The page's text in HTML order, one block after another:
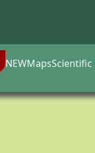
NEWMaps